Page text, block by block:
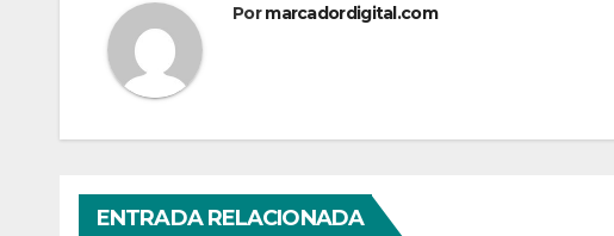
Pormarcadordigital.com
ENTRADA RELACIONADA